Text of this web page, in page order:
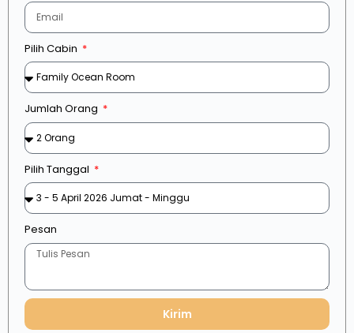
Pilih Cabin
Jumlah Orang
Pilih Tanggal
Pesan
Kirim